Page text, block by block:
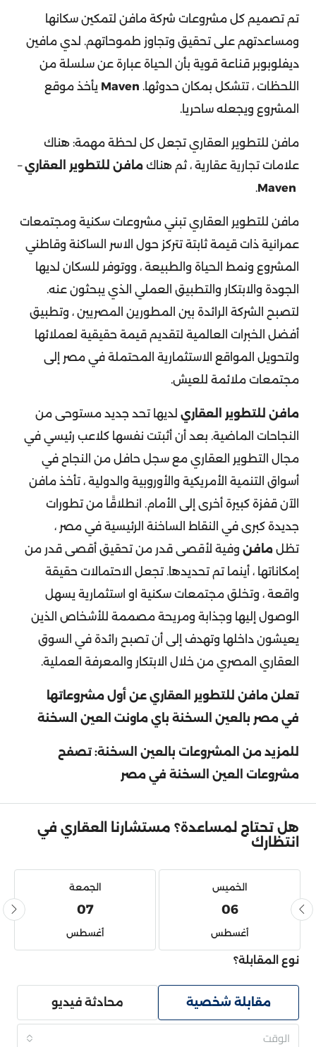
تم تصميم كل مشروعات شركة مافن لتمكين سكانها
ومساعدتهم على تحقيق وتجاوز طموحاتهم. لدي مافين
ديفلوبوبر قناعة قوية بأن الحياة عبارة عن سلسلة من
اللحظات ، تتشكل بمكان حدوثها. Maven يأخذ موقع
المشروع ويجعله ساحريا.
مافن للتطوير العقاري تجعل كل لحظة مهمة: هناك
علامات تجارية عقارية ، ثم هناك مافن للتطوير العقاري–
Maven
.
مافن للتطوير العقاري تبني مشروعات سكنية ومجتمعات
عمرانية ذات قيمة ثابتة تتركز حول الاسر الساكنة وقاطني
المشروع ونمط الحياة والطبيعة ، ووتوفر للسكان لديها
الجودة والابتكار والتطبيق العملي الذي يبحثون عنه.
لتصبح الشركة الرائدة بين المطورين المصريين ، وتطبيق
أفضل الخبرات العالمية لتقديم قيمة حقيقية لعملائها
ولتحويل المواقع الاستثمارية المحتملة في مصر إلى
مجتمعات ملائمة للعيش.
مافن للتطوير العقاري لديها تحد جديد مستوحى من
النجاحات الماضية. بعد أن أثبتت نفسها كلاعب رئيسي في
مجال التطوير العقاري مع سجل حافل من النجاح في
أسواق التنمية الأمريكية والأوروبية والدولية ، تأخذ مافن
الآن قفزة كبيرة أخرى إلى الأمام. انطلاقًا من تطورات
جديدة كبرى في النقاط الساخنة الرئيسية في مصر ،
تظل مافن وفية لأقصى قدر من تحقيق أقصى قدر من
إمكاناتها ، أينما تم تحديدها. تجعل الاحتمالات حقيقة
واقعة ، وتخلق مجتمعات سكنية او استثمارية يسهل
الوصول إليها وجذابة ومريحة مصممة للأشخاص الذين
يعيشون داخلها وتهدف إلى أن تصبح رائدة في السوق
العقاري المصري من خلال الابتكار والمعرفة العملية.
تعلن مافن للتطوير العقاري عن أول مشروعاتها
في مصر بالعين السخنة باي ماونت العين السخنة
للمزيد من المشروعات بالعين السخنة: تصفح
مشروعات العين السخنة في مصر
هل تحتاج لمساعدة؟ مستشارنا العقاري في
انتظارك
الخميس
06
أغسطس
الجمعة
07
أغسطس
نوع المقابلة؟
مقابلة شخصية محادثة فيديو
الوقت